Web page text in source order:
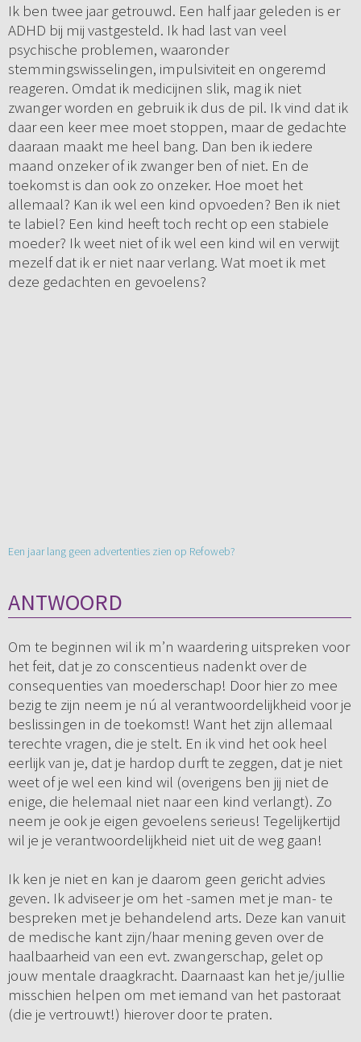
Ik ben twee jaar getrouwd. Een half jaar geleden is er
ADHD bij mij vastgesteld. Ik had last van veel
psychische problemen, waaronder
stemmingswisselingen, impulsiviteit en ongeremd
reageren. Omdat ik medicijnen slik, mag ik niet
zwanger worden en gebruik ik dus de pil. Ik vind dat ik
daar een keer mee moet stoppen, maar de gedachte
daaraan maakt me heel bang. Dan ben ik iedere
maand onzeker of ik zwanger ben of niet. En de
toekomst is dan ook zo onzeker. Hoe moet het
allemaal? Kan ik wel een kind opvoeden? Ben ik niet
te labiel? Een kind heeft toch recht op een stabiele
moeder? Ik weet niet of ik wel een kind wil en verwijt
mezelf dat ik er niet naar verlang. Wat moet ik met
deze gedachten en gevoelens?
Een jaar lang geen advertenties zien op Refoweb?
ANTWOORD
Om te beginnen wil ik m’n waardering uitspreken voor
het feit, dat je zo conscentieus nadenkt over de
consequenties van moederschap! Door hier zo mee
bezig te zijn neem je nú al verantwoordelijkheid voor je
beslissingen in de toekomst! Want het zijn allemaal
terechte vragen, die je stelt. En ik vind het ook heel
eerlijk van je, dat je hardop durft te zeggen, dat je niet
weet of je wel een kind wil (overigens ben jij niet de
enige, die helemaal niet naar een kind verlangt). Zo
neem je ook je eigen gevoelens serieus! Tegelijkertijd
wil je je verantwoordelijkheid niet uit de weg gaan!
Ik ken je niet en kan je daarom geen gericht advies
geven. Ik adviseer je om het -samen met je man- te
bespreken met je behandelend arts. Deze kan vanuit
de medische kant zijn/haar mening geven over de
haalbaarheid van een evt. zwangerschap, gelet op
jouw mentale draagkracht. Daarnaast kan het je/jullie
misschien helpen om met iemand van het pastoraat
(die je vertrouwt!) hierover door te praten.